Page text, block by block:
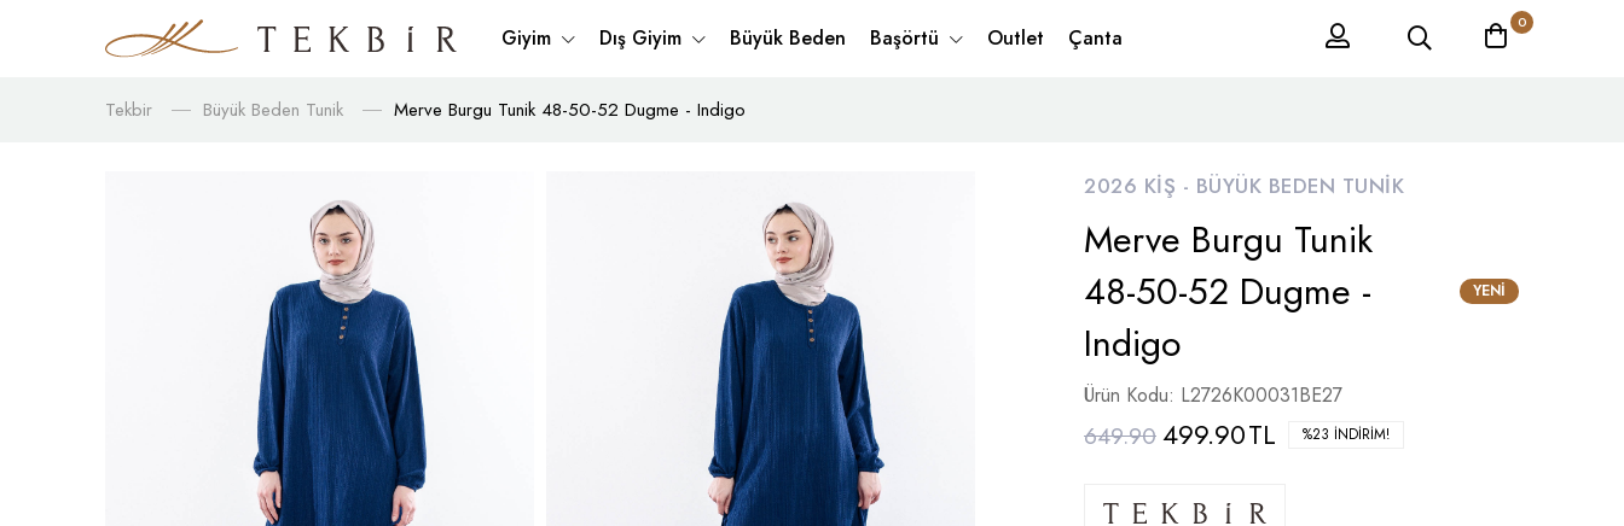
Giyim Dış Giyim Büyük Beden Başörtü Outlet Çanta
0
Tekbir Büyük Beden Tunik Merve Burgu Tunik 48-50-52 Dugme - Indigo
2026 KIŞ - BÜYÜK BEDEN TUNIK
Merve Burgu Tunik
48-50-52 Dugme -
Indigo
YENI
Ürün Kodu: L2726K00031BE27
649.90499.90TL %23 İNDIRIM!